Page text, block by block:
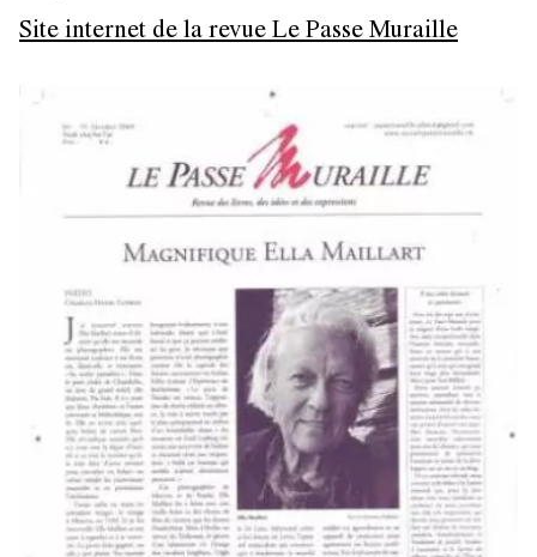
Site internet de la revue Le Passe Muraille